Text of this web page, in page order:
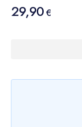
Hinta
29,90 €
29,90€